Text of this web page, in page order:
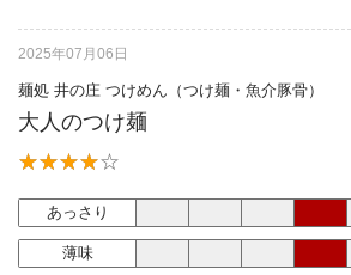
2025年07月06日
麺処 井の庄 つけめん（つけ麺・魚介豚骨）
大人のつけ麺
あっさり
薄味